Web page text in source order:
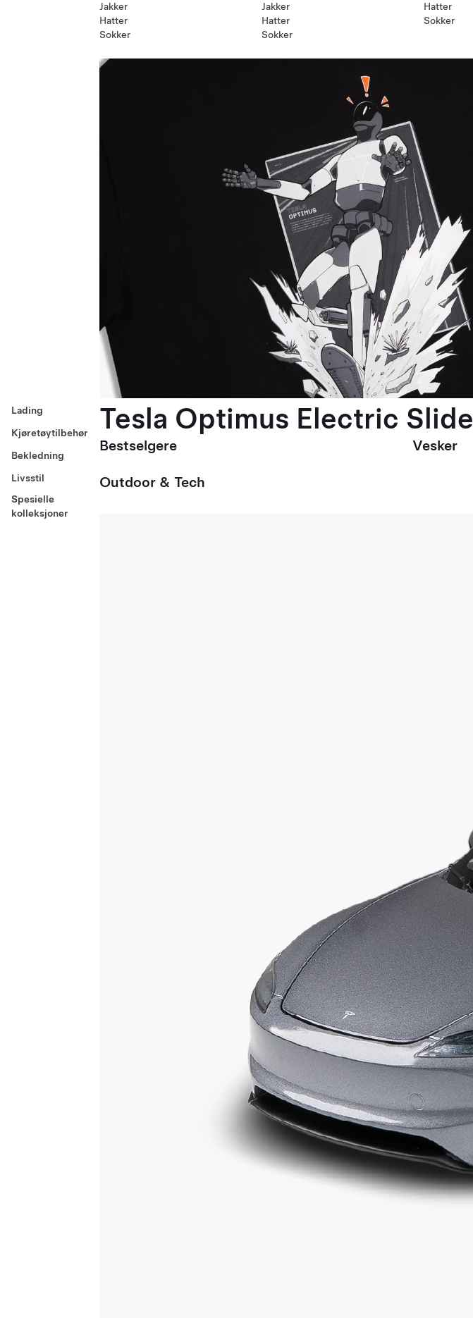
Lading
Kjøretøytilbehør
Bekledning
Livsstil
Spesielle
kolleksjoner
Jakker
Hatter
Sokker
Jakker
Hatter
Sokker
Hatter
Sokker
Tesla Optimus Electric
Bestselgere Vesker
Outdoor & Tech